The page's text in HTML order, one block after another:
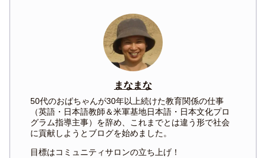
まなまな
50代のおばちゃんが30年以上続けた教育関係の仕事
（英語・日本語教師＆米軍基地日本語・日本文化プロ
グラム指導主事）を辞め、これまでとは違う形で社会
に貢献しようとブログを始めました。
目標はコミュニティサロンの立ち上げ！